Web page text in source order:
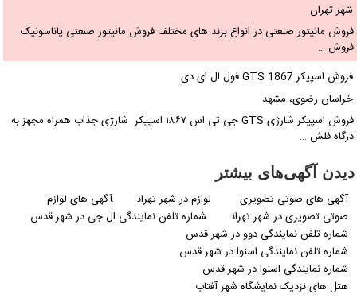
شهر تهران
فروش مانیتور صنعتی در انواع برند های مختلف فروش مانیتور صنعتی پاناسونیک
فروش …
فروش اسپیکر GTS 1867 فول ال ای دی
خراسان رضوی، مشهد
فروش اسپیکر شارژی GTS جی تی اس ۱۸۶۷ اسپیکر شارژی جذاب همراه مجهز به
درگاه فلش …
دیدن آگهی‌های بیشتر
آگهی های صوتی تصویری
لوازم در شهر تهران
آگهی های لوازم
صوتی تصویری در شهر تهران
شماره تلفن نمایندگی ال جی در شهر قدس
شماره تلفن نمایندگی دوو در شهر قدس
شماره تلفن نمایندگی اسنوا در شهر قدس
شماره نمایندگی اسنوا در شهر قدس
هتل های نزدیک نمایشگاه شهر آفتاب